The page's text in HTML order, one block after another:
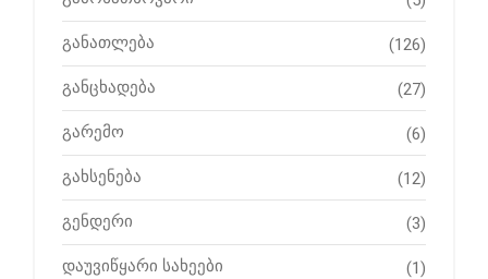
განათლება (126)
განცხადება (27)
გარემო (6)
გახსენება (12)
გენდერი (3)
დაუვიწყარი სახეები (1)